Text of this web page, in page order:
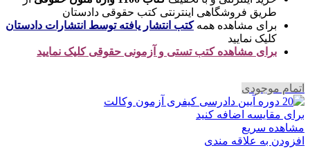
طریق فروشگاهی اینترنتی کتب حقوقی دادستان
برای مشاهده همهکتب انتشار یافته توسط انتشارات دادستان
کلیک نمایید
برای مشاهده کتب تستی و آزمونی حقوقی کلیک نمایید
اتمام موجودی
برای مقایسه اضافه کنید
مشاهده سریع
افزودن به علاقه مندی